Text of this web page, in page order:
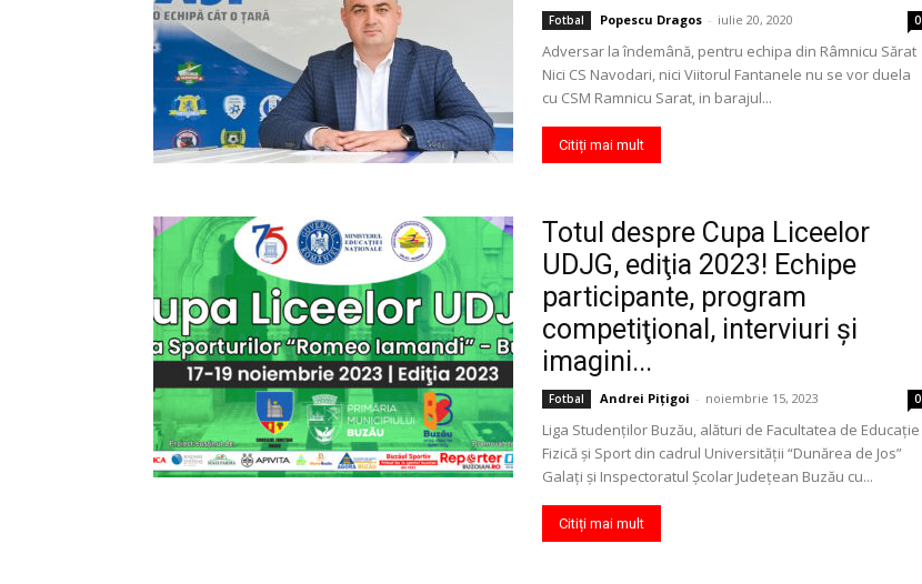
Fotbal Popescu Dragos - iulie 20, 2020 0
Adversar la îndemână, pentru echipa din Râmnicu Sărat
Nici CS Navodari, nici Viitorul Fantanele nu se vor duela
cu CSM Ramnicu Sarat, in barajul...
Citiți mai mult
Totul despre Cupa Liceelor
UDJG, ediţia 2023! Echipe
participante, program
competiţional, interviuri şi
imagini...
Fotbal Andrei Pițigoi - noiembrie 15, 2023 0
Liga Studenţilor Buzău, alături de Facultatea de Educaţie
Fizică şi Sport din cadrul Universităţii “Dunărea de Jos”
Galaţi şi Inspectoratul Şcolar Judeţean Buzău cu...
Citiți mai mult